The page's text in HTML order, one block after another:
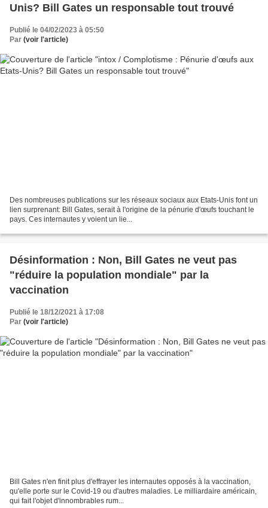
Unis? Bill Gates un responsable tout trouvé
Publié le 04/02/2023 à 05:50
Par (voir l'article)
Des nombreuses publications sur les réseaux sociaux aux Etats-Unis font un
lien surprenant: Bill Gates, serait à l'origine de la pénurie d'œufs touchant le
pays. Ces internautes y voient un lie...
Désinformation : Non, Bill Gates ne veut pas
"réduire la population mondiale" par la
vaccination
Publié le 18/12/2021 à 17:08
Par (voir l'article)
Bill Gates n'en finit plus d'effrayer les internautes opposés à la vaccination,
qu'elle porte sur le Covid-19 ou d'autres maladies. Le milliardaire américain,
qui fait l'objet d'innombrables rum...